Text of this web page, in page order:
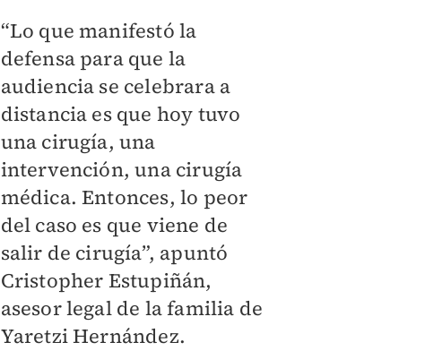
“Lo que manifestó la
defensa para que la
audiencia se celebrara a
distancia es que hoy tuvo
una cirugía, una
intervención, una cirugía
médica. Entonces, lo peor
del caso es que viene de
salir de cirugía”, apuntó
Cristopher Estupiñán,
asesor legal de la familia de
Yaretzi Hernández.